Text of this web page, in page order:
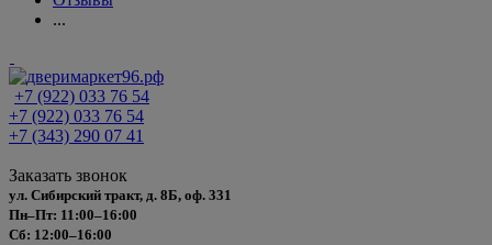
...
+7 (922) 033 76 54
+7 (922) 033 76 54
+7 (343) 290 07 41
Заказать звонок
ул. Сибирский тракт, д. 8Б, оф. 331
Пн–Пт: 11:00–16:00
Сб: 12:00–16:00